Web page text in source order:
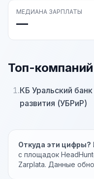
МЕДИАНА ЗАРПЛАТЫ
—
Топ-
1.КБ Уральский
развития (УБРиР)
Откуда эти цифры?
с площадок
Zarplata. Данные